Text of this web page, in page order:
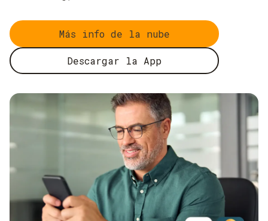
Más info de la nube
Descargar la App